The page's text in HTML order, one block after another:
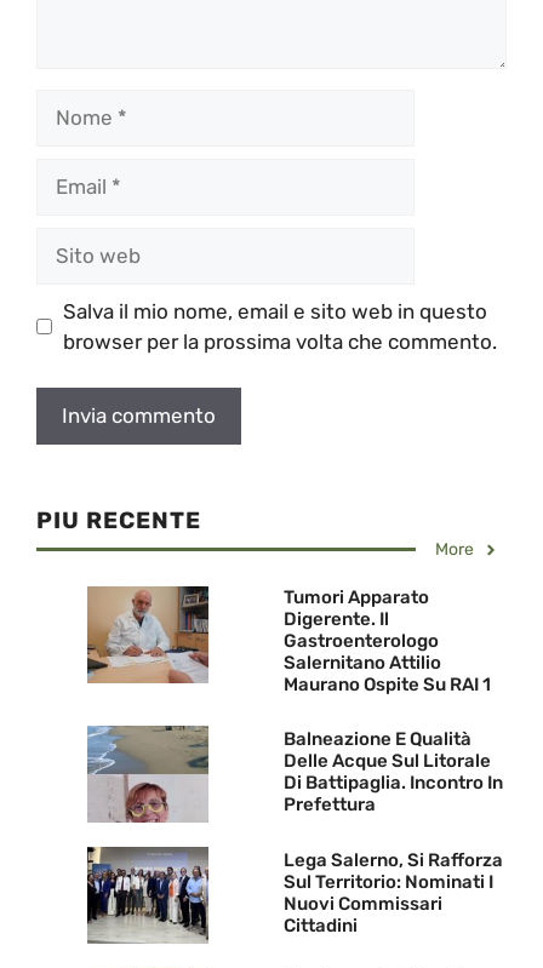
web
Salva il mio nome, email e sito web in questo
browser per la prossima volta che commento.
PIU RECENTE
More
Tumori Apparato
Digerente. Il
Gastroenterologo
Salernitano Attilio
Maurano Ospite Su RAI 1
Balneazione E Qualità
Delle Acque Sul Litorale
Di Battipaglia. Incontro In
Prefettura
Lega Salerno, Si Rafforza
Sul Territorio: Nominati I
Nuovi Commissari
Cittadini